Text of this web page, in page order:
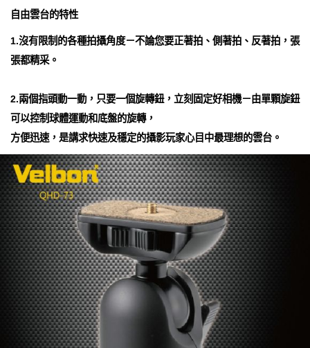
自由雲台的特性
1.沒有限制的各種拍攝角度－不論您要正著拍、側著拍、反著拍，張
張都精采。
2.兩個指頭動一動，只要一個旋轉鈕，立刻固定好相機－由單顆旋鈕
可以控制球體運動和底盤的旋轉，
方便迅速，是講求快速及穩定的攝影玩家心目中最理想的雲台。